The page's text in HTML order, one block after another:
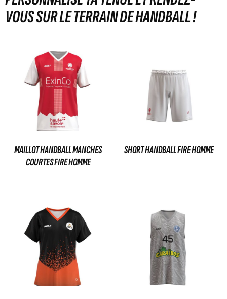
VOUS SUR LE TERRAIN DE HANDBALL !
MAILLOT HANDBALL MANCHES
COURTES FIRE HOMME
SHORT HANDBALL FIRE HOMME